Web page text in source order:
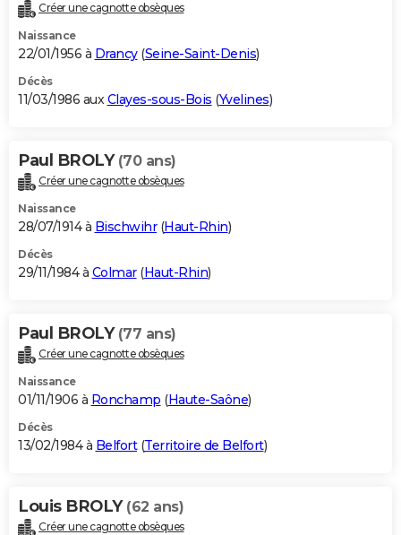
Créer une cagnotte obsèques
Naissance
22/01/1956 à Drancy(Seine-Saint-Denis)
Décès
11/03/1986 auxClayes-sous-Bois (Yvelines)
Paul BROLY (70 ans)
Créer une cagnotte obsèques
Naissance
28/07/1914 à Bischwihr(Haut-Rhin)
Décès
29/11/1984 à Colmar(Haut-Rhin)
Paul BROLY (77 ans)
Créer une cagnotte obsèques
Naissance
01/11/1906 à Ronchamp (Haute-Saône)
Décès
13/02/1984 à Belfort(Territoire de Belfort)
Louis BROLY (62 ans)
Créer une cagnotte obsèques